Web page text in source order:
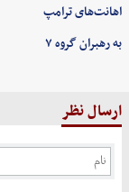
اهانت‌های ترامپ
به رهبران گروه ۷
ارسال نظر